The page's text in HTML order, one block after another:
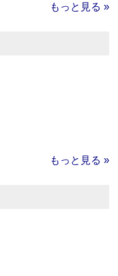
もっと見る »
もっと見る »